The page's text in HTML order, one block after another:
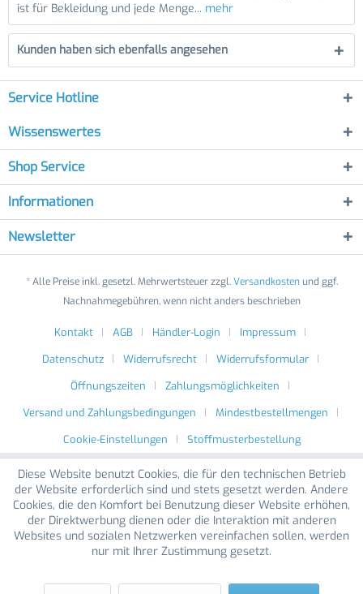
ist für Bekleidung und jede Menge... mehr
Kunden haben sich ebenfalls angesehen
Service Hotline
Wissenswertes
Shop Service
Informationen
Newsletter
* Alle Preise inkl. gesetzl. Mehrwertsteuer zzgl.Versandkostenund ggf.
Nachnahmegebühren, wenn nicht anders beschrieben
Kontakt AGB Händler-Login
Impressum
Datenschutz
Widerrufsrecht
Widerrufsformular
Öffnungszeiten
Zahlungsmöglichkeiten
Versand und Zahlungsbedingungen
Mindestbestellmengen
Cookie-Einstellungen
Stoffmusterbestellung
Diese Website benutzt Cookies, die für den technischen Betrieb
der Website erforderlich sind und stets gesetzt werden. Andere
Cookies, die den Komfort bei Benutzung dieser Website erhöhen,
der Direktwerbung dienen oder die Interaktion mit anderen
Websites und sozialen Netzwerken vereinfachen sollen, werden
nur mit Ihrer Zustimmung gesetzt.